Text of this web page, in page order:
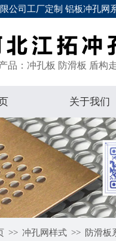
公司工厂定制 铝板冲孔网
品：冲孔板 防滑板 盾构
关于我们
>> 冲孔网样式 >> 防滑板